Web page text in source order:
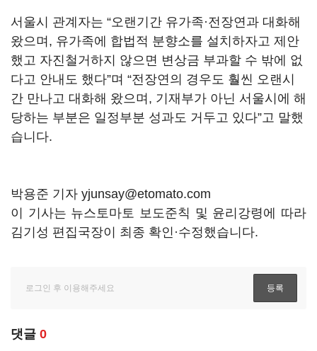
서울시 관계자는 “오랜기간 유가족·전장연과 대화해
왔으며, 유가족에 합법적 분향소를 설치하자고 제안
했고 자진철거하지 않으면 변상금 부과할 수 밖에 없
다고 안내도 했다”며 “전장연의 경우도 훨씬 오랜시
간 만나고 대화해 왔으며, 기재부가 아닌 서울시에 해
당하는 부분은 일정부분 성과도 거두고 있다”고 말했
습니다.
박용준 기자 yjunsay@etomato.com
이 기사는 뉴스토마토 보도준칙 및 윤리강령에 따라
김기성 편집국장이 최종 확인·수정했습니다.
댓글 0